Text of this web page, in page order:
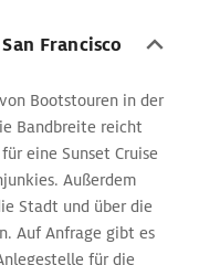
Francisco
Bootstouren in der
Bandbreite reicht
eine Sunset Cruise
Außerdem
Stadt und über die
Auf Anfrage gibt es
für die